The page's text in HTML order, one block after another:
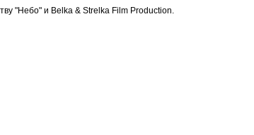
"Небо" и Belka & Strelka Film Production.